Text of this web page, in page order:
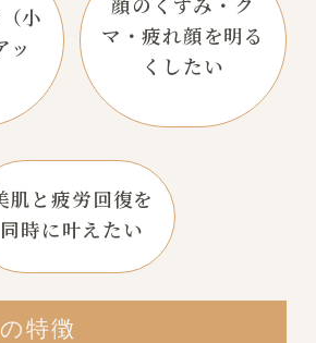
（小
ッ
マ・疲れ顔を明る
くしたい
肌と疲労回復を
同時に叶えたい
特徴